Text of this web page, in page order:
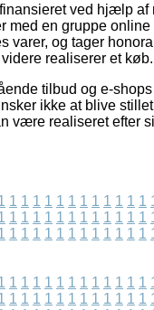
ved hjælp af
med en gruppe online
varer, og tager
realiserer et køb.
tilbud og e-
ikke at blive
være realiseret efter
1 1 1 1 1 1 1 1 1 1 1 1
1 1 1 1 1 1 1 1 1 1 1 1
1 1 1 1 1 1 1 1 1 1 1 1
1 1 1 1 1 1 1 1 1 1 1 1
1 1 1 1 1 1 1 1 1 1 1 1